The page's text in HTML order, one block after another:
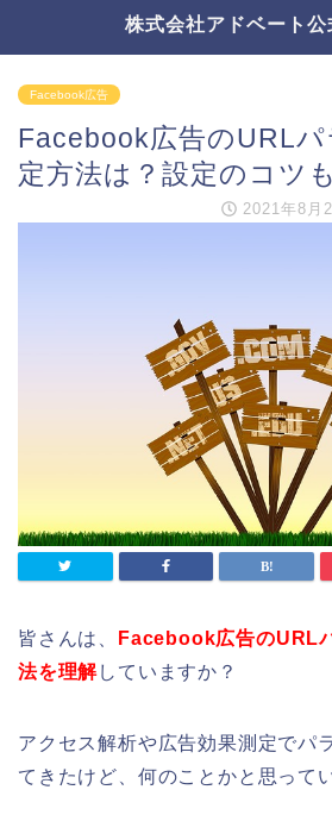
株式会社アドベート
Facebook広告
Facebook広告のURL
定方法は？設定のコツも
2021年8月
皆さんは、
Facebook広告のURL
法を理解していますか？
アクセス解析や広告効果測定でパ
てきたけど、何のことかと思って